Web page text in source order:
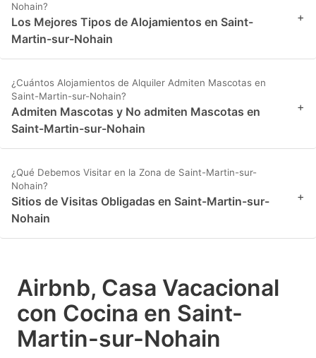
Nohain?
Los Mejores Tipos de Alojamientos en Saint-
Martin-sur-Nohain
+
¿Cuántos Alojamientos de Alquiler Admiten Mascotas en
Saint-Martin-sur-Nohain?
Admiten Mascotas y No admiten Mascotas en
Saint-Martin-sur-Nohain
+
¿Qué Debemos Visitar en la Zona de Saint-Martin-sur-
Nohain?
Sitios de Visitas Obligadas en Saint-Martin-sur-
Nohain
+
Airbnb, Casa Vacacional
con Cocina en Saint-
Martin-sur-Nohain